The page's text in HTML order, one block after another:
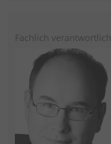
Fachlich verantwortlich